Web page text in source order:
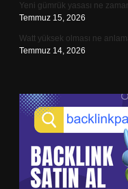
Yeni gümrük yasası ne
Temmuz 15, 2026
Watt yüksek olması ne
Temmuz 14, 2026